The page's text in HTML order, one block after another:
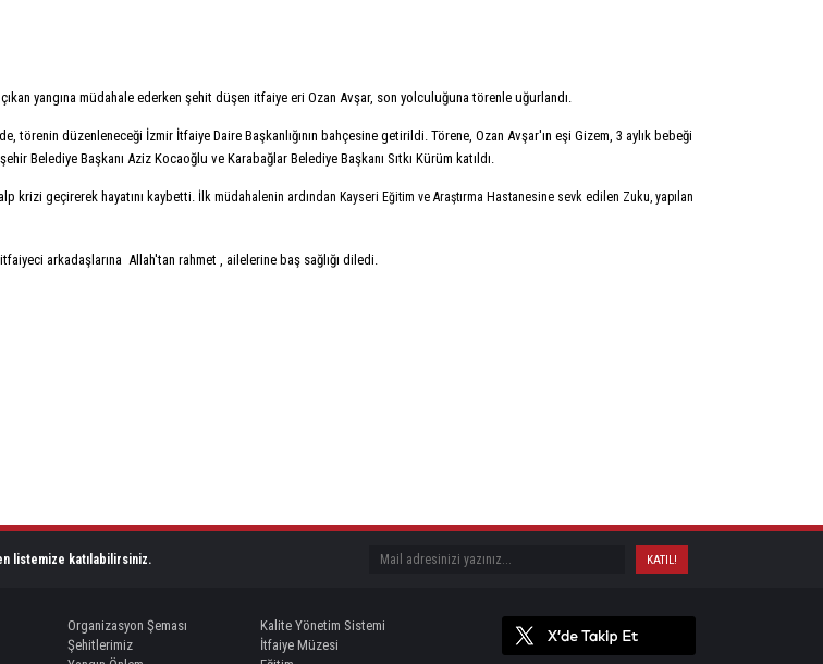
yangına müdahale ederken şehit düşen itfaiye eri Ozan Avşar, son yolculuğuna törenle uğurlandı.
törenin düzenleneceği İzmir İtfaiye Daire Başkanlığının bahçesine getirildi. Törene, Ozan Avşar'ın eşi Gizem, 3 aylık bebeği
Belediye Başkanı Aziz Kocaoğlu ve Karabağlar Belediye Başkanı Sıtkı Kürüm katıldı.
krizi geçirerek hayatını kaybetti. İlk müdahalenin ardından Kayseri Eğitim ve Araştırma Hastanesine sevk edilen Zuku, yapılan
arkadaşlarına Allah'tan rahmet , ailelerine baş sağlığı diledi.
listemize katılabilirsiniz.
Organizasyon Şeması
Kalite Yönetim Sistemi
Şehitlerimiz
İtfaiye Müzesi